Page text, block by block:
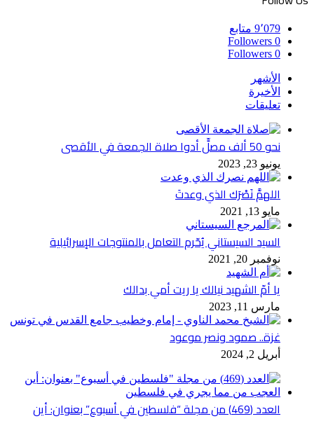
9٬079 متابع
0
Followers
0
Followers
الأشهر
الأخيرة
تعليقات
نحو 50 ألف مصلٍّ أدوا صلاة الجمعة في الأقصى
يونيو 23, 2023
اللهمَّ نَصْرَك الذي وعدتَ
مايو 13, 2021
السيد السيستاني يُحّرم التعامل بالمنتوجات الإسرائيلية
نوفمبر 20, 2021
يا أمّ الشهيد نيالك يا ريت أمي بدالك
مارس 11, 2023
غزة.. صمود ونصر موعود
أبريل 2, 2024
العدد (469) من مجلة “فلسطين في أسبوع” بعنوان: أين